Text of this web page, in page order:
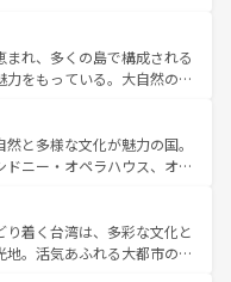
ともできる。 なお、新
一覧 を参照してほしい。
ョッピング、エンターテイ
ポットだ。一方、アメリカ
ンドキャニオンやイエロー
楽と美食が融合した独特の
の各地域で異なる魅力を楽
な歴史を感じることができ
アメリカ
してほしい。
れ、多くの島で構成される
をもっている。大自然の神
番の観光地といえばオアフ
らマウイ島やカウアイ島が
に輝く海をはじめ、豊かな
々を迎えてくれるハワイの
やハワイアンミュージッ
すべてがハワイの魅力を彩
と多様な文化が魅力の国。
ニー・オペラハウス、オー
えるウルル（エアーズロッ
林やケアンズの熱帯雨林な
、カフェやワイン、オージ
着く台湾は、多彩な文化と
。活気あふれる大都市の台